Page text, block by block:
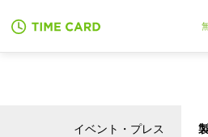
イベント・プレス